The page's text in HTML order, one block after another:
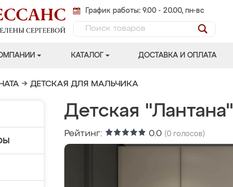
График работы: 9.00 - 20.00, пн-вс
КАТАЛОГ ДОСТАВКА И ОПЛАТА
→ ДЕТСКАЯ ДЛЯ МАЛЬЧИКА
Детская "Лантана"
Рейтинг: 0.0 (0 голосов)